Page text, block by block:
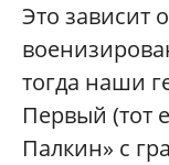
Это зависит
тогда наши
Первый (тот
Палкин» с